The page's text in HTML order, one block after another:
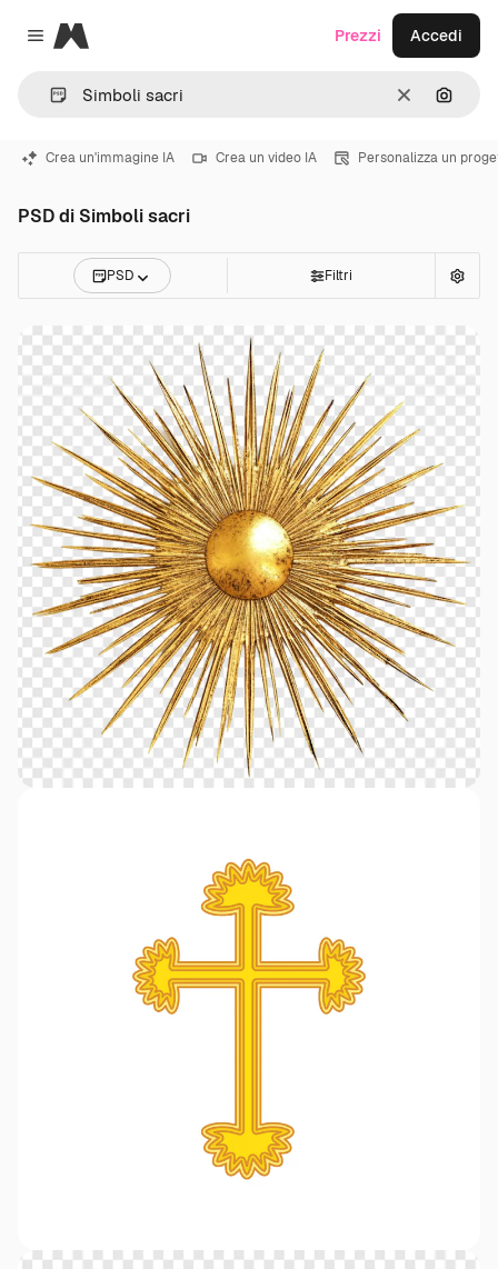
Close menu
Magnific
CancellaCerca
Prezzi Accedi
Crea un'immagine IA Crea un video IA Personalizza un
PSD di Simboli sacri
PSD Filtri